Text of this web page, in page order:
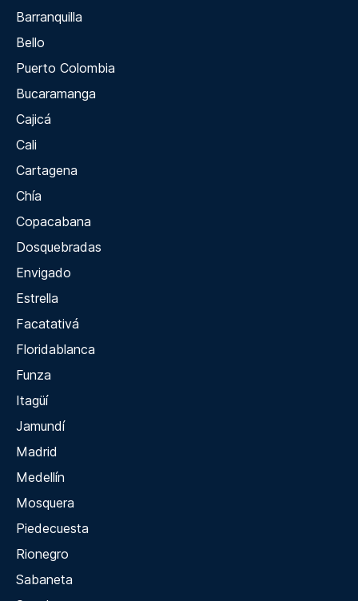
Barranquilla
Bello
Puerto Colombia
Bucaramanga
Cajicá
Cali
Cartagena
Chía
Copacabana
Dosquebradas
Envigado
Estrella
Facatativá
Floridablanca
Funza
Itagüí
Jamundí
Madrid
Medellín
Mosquera
Piedecuesta
Rionegro
Sabaneta